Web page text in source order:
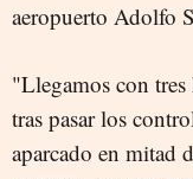
aeropuerto Adolfo
"Llegamos con tres
tras pasar los
aparcado en mitad